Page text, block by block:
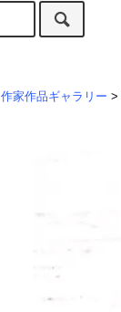
作家作品ギャラリー >